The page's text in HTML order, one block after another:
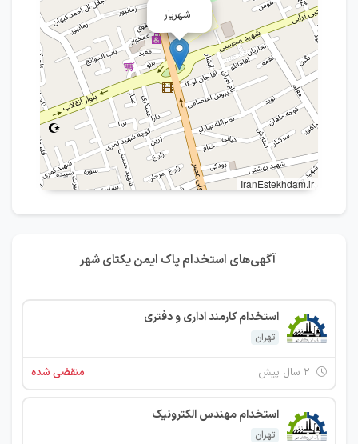
شهریار
IranEstekhdam.ir
آگهی‌های استخدام پاک ایمن یکتای شهر
استخدام کارمند اداری و دفتری
تهران
منقضی شده
استخدام مهندس الکترونیک
تهران